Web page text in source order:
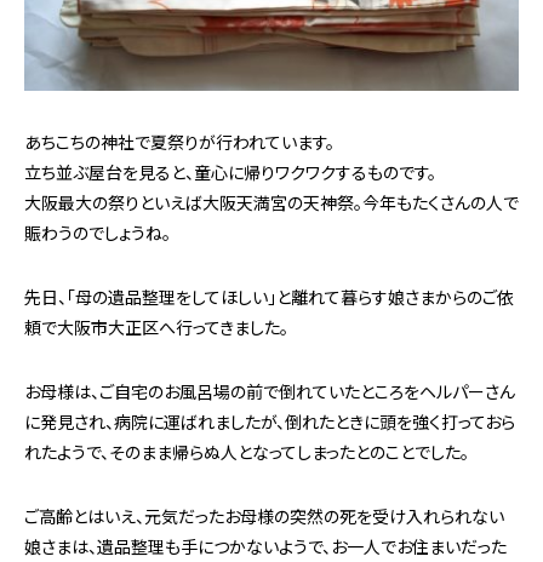
あちこちの神社で夏祭りが行われています。
立ち並ぶ屋台を見ると、童心に帰りワクワクするものです。
大阪最大の祭りといえば大阪天満宮の天神祭。今年もたくさんの人で
賑わうのでしょうね。
先日、「母の遺品整理をしてほしい」と離れて暮らす娘さまからのご依
頼で大阪市大正区へ行ってきました。
お母様は、ご自宅のお風呂場の前で倒れていたところをヘルパーさん
に発見され、病院に運ばれましたが、倒れたときに頭を強く打っておら
れたようで、そのまま帰らぬ人となってしまったとのことでした。
ご高齢とはいえ、元気だったお母様の突然の死を受け入れられない
娘さまは、遺品整理も手につかないようで、お一人でお住まいだった